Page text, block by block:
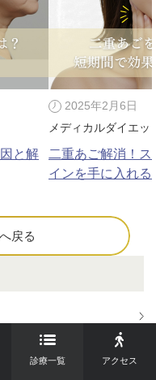
と解
2025年2月6日
メディカルダイエッ
二重あご解消！
インを手に入れる
戻る
診療一覧 アクセス